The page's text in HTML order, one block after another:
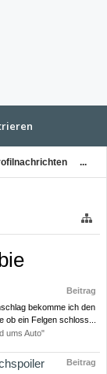
...
Beitrag
bekomme ich den
ob ein Felgen schloss...
ums Auto"
Beitrag